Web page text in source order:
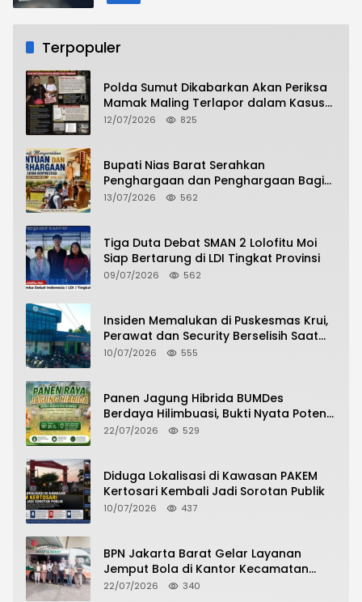
Terpopuler
Polda Sumut Dikabarkan Akan Periksa
Mamak Maling Terlapor dalam Kasus
Dugaan Penipuan Bermodus Surat
12/07/2026 825
Bupati Nias Barat Serahkan
Penghargaan dan Penghargaan Bagi
Siswa Berprestasi Pada Pembukaan TA
13/07/2026 562
Tiga Duta Debat SMAN 2 Lolofitu Moi
Siap Bertarung di LDI Tingkat Provinsi
09/07/2026 562
Insiden Memalukan di Puskesmas Krui,
Perawat dan Security Berselisih Saat
Pelayanan Pasien Berlangsung
10/07/2026 555
Panen Jagung Hibrida BUMDes
Berdaya Hilimbuasi, Bukti Nyata Potensi
Pertanian Desa
22/07/2026 529
Diduga Lokalisasi di Kawasan PAKEM
Kertosari Kembali Jadi Sorotan Publik
10/07/2026 437
BPN Jakarta Barat Gelar Layanan
Jemput Bola di Kantor Kecamatan
Grogol Petamburan, Warga Antusias
22/07/2026 340